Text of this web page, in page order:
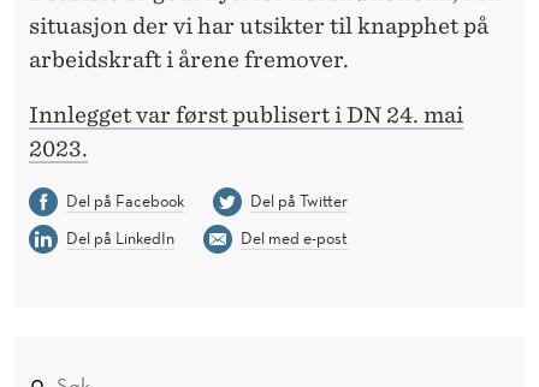
situasjon der vi har utsikter til knapphet på
arbeidskraft i årene fremover.
Innlegget var først publisert i DN 24. mai
2023.
Del på Facebook
Del på Twitter
Del på LinkedIn
Del med e-post